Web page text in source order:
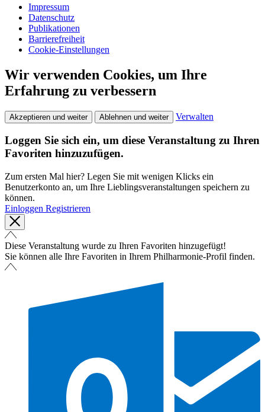
Impressum
Datenschutz
Publikationen
Barrierefreiheit
Cookie-Einstellungen
Wir verwenden Cookies, um Ihre
Erfahrung zu verbessern
Akzeptieren und weiter Ablehnen und weiter Verwalten
Loggen Sie sich ein, um diese Veranstaltung zu Ihren
Favoriten hinzuzufügen.
Zum ersten Mal hier? Legen Sie mit wenigen Klicks ein
Benutzerkonto an, um Ihre Lieblingsveranstaltungen speichern zu
können.
Einloggen Registrieren
Diese Veranstaltung wurde zu Ihren Favoriten hinzugefügt!
Sie können alle Ihre Favoriten in Ihrem Philharmonie-Profil finden.